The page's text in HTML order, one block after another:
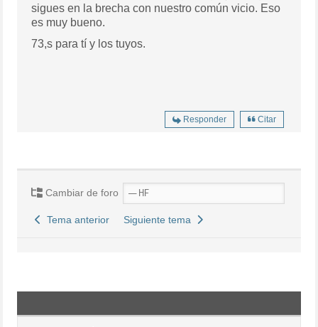
sigues en la brecha con nuestro común vicio. Eso
es muy bueno.
73,s para tí y los tuyos.
Responder Citar
Cambiar de foro
Tema anterior Siguiente tema